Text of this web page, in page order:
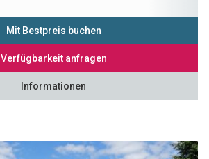
Mit Bestpreis buchen
Verfügbarkeit anfragen
Informationen